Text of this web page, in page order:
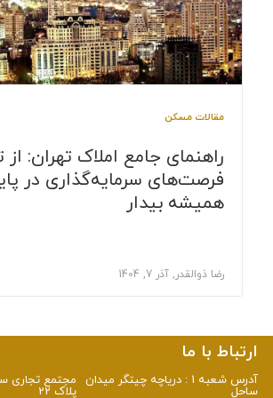
مقالات مسکن
راهنمای جامع املاک تهران: از
فرصت‌های سرمایه‌گذاری در
همیشه بیدار
رضا ذوالقدر, آذر 7, 1404
ارتباط با ما
آدرس شعبه 1 : دریاچه چیتگر میدان
ساحل
مجتمع تجاری
پلاک 22